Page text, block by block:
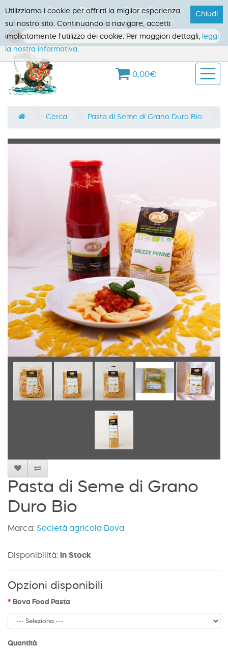
Forum Ricettario
Gruppo Facebook
CHI SIAMO
FAQ CONTATTI
0,00€
Cerca Pasta di Seme di Grano Duro Bio
Pasta di Seme di Grano
Duro Bio
Marca: Società agricola Bova
Disponibilità: In Stock
Opzioni disponibili
Bova Food Pasta
Quantità
Chiudi
Utilizziamo i cookie per offrirti la miglior esperienza
sul nostro sito. Continuando a navigare, accetti
implicitamente l'utilizzo dei cookie. Per maggiori dettagli, leggi
la nostra informativa.